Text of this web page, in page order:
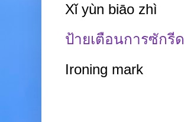
Xǐ yùn biāo zhì
ป้ายเตือนการซักรีด
Ironing mark